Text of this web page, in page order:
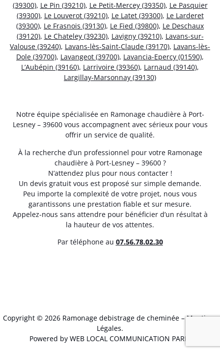
(39300), Le Pin (39210), Le Petit-Mercey (39350), Le Pasquier
(39300), Le Louverot (39210), Le Latet (39300), Le Larderet
(39300), Le Frasnois (39130), Le Fied (39800), Le Deschaux
(39120), Le Chateley (39230), Lavigny (39210), Lavans-sur-
Valouse (39240), Lavans-lès-Saint-Claude (39170), Lavans-lès-
Dole (39700), Lavangeot (39700), Lavancia-Epercy (01590),
L’Aubépin (39160), Larrivoire (39360), Larnaud (39140),
Largillay-Marsonnay (39130)
Notre équipe spécialisée en Ramonage chaudière à Port-
Lesney – 39600 vous accompagnent avec sérieux pour vous
offrir un service de qualité.
À la recherche d’un professionnel pour votre Ramonage
chaudière à Port-Lesney – 39600 ?
N’attendez plus pour nous contacter !
Un devis gratuit vous est proposé sur simple demande.
Peu importe la complexité de votre projet, nous vous
garantissons une prestation fiable et sur mesure.
Appelez-nous sans attendre pour bénéficier d’un résultat à
la hauteur de vos attentes.
Par téléphone au 07.56.78.02.30
Copyright © 2026 Ramonage debistrage de cheminée –Mentions
Légales.
Powered by WEB LOCAL COMMUNICATION PARIS